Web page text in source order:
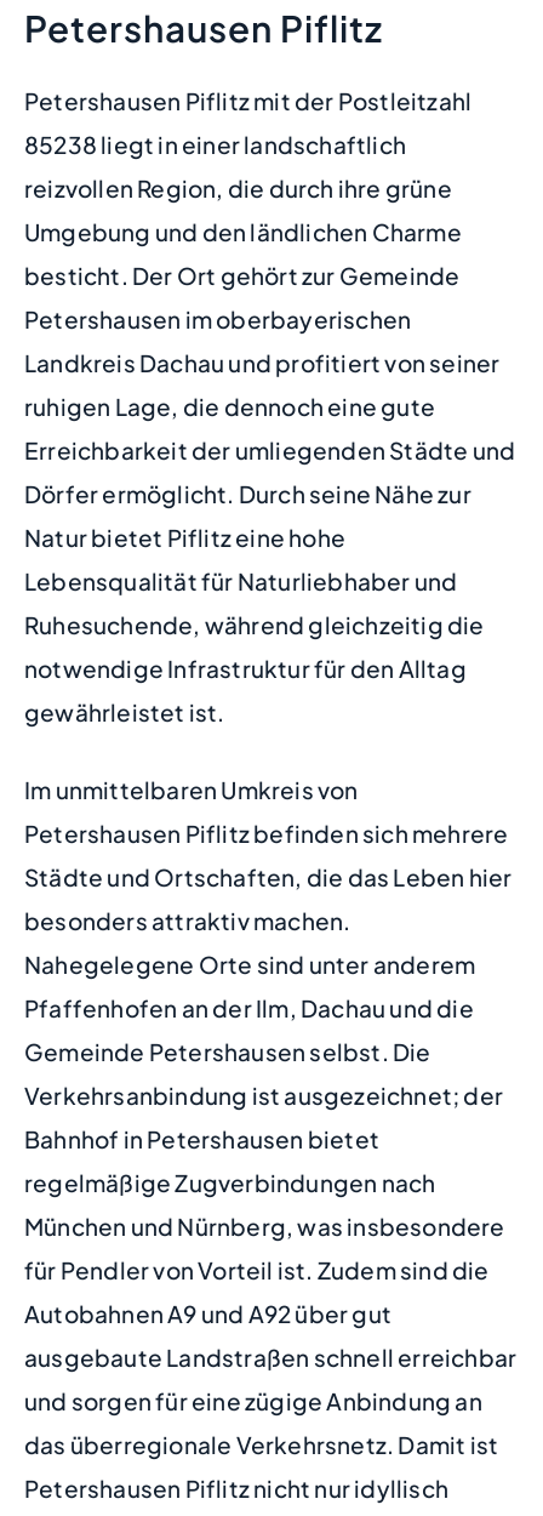
Petershausen Piflitz
Petershausen Piflitz mit der Postleitzahl
85238 liegt in einer landschaftlich
reizvollen Region, die durch ihre grüne
Umgebung und den ländlichen Charme
besticht. Der Ort gehört zur Gemeinde
Petershausen im oberbayerischen
Landkreis Dachau und profitiert von seiner
ruhigen Lage, die dennoch eine gute
Erreichbarkeit der umliegenden Städte und
Dörfer ermöglicht. Durch seine Nähe zur
Natur bietet Piflitz eine hohe
Lebensqualität für Naturliebhaber und
Ruhesuchende, während gleichzeitig die
notwendige Infrastruktur für den Alltag
gewährleistet ist.
Im unmittelbaren Umkreis von
Petershausen Piflitz befinden sich mehrere
Städte und Ortschaften, die das Leben hier
besonders attraktiv machen.
Nahegelegene Orte sind unter anderem
Pfaffenhofen an der Ilm, Dachau und die
Gemeinde Petershausen selbst. Die
Verkehrsanbindung ist ausgezeichnet; der
Bahnhof in Petershausen bietet
regelmäßige Zugverbindungen nach
München und Nürnberg, was insbesondere
für Pendler von Vorteil ist. Zudem sind die
Autobahnen A9 und A92 über gut
ausgebaute Landstraßen schnell erreichbar
und sorgen für eine zügige Anbindung an
das überregionale Verkehrsnetz. Damit ist
Petershausen Piflitz nicht nur idyllisch